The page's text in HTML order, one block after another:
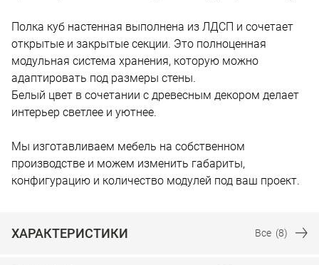
Полка куб настенная выполнена из ЛДСП и сочетает
открытые и закрытые секции. Это полноценная
модульная система хранения, которую можно
адаптировать под размеры стены.
Белый цвет в сочетании с древесным декором делает
интерьер светлее и уютнее.
Мы изготавливаем мебель на собственном
производстве и можем изменить габариты,
конфигурацию и количество модулей под ваш проект.
ХАРАКТЕРИСТИКИ Все (8)